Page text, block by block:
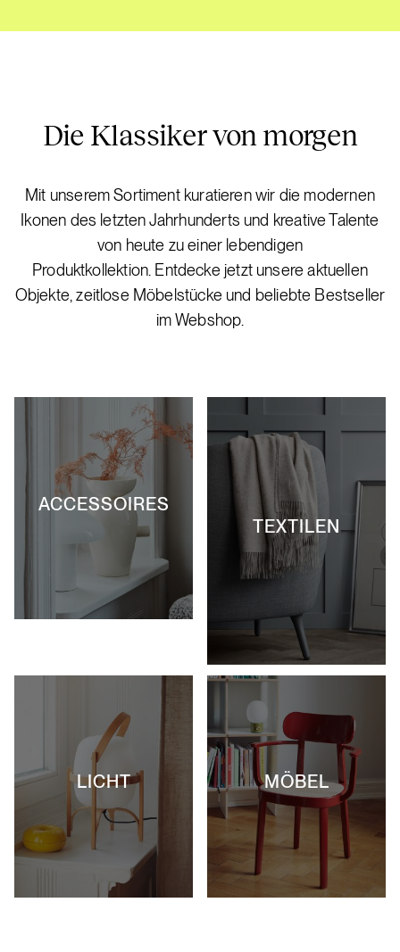
Die Klassiker von morgen
Mit unserem Sortiment kuratieren wir die modernen
Ikonen des letzten Jahrhunderts und kreative Talente
von heute zu einer lebendigen
Produktkollektion. Entdecke jetzt unsere aktuellen
Objekte, zeitlose Möbelstücke und beliebte Bestseller
im Webshop.
ACCESSOIRES
TEXTILEN
LICHT MÖBEL